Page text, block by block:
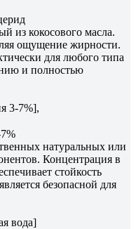
из кокосового масла.
ощущение жирности.
для любого типа
и полностью
3-7%],
натуральных или
Концентрация в
стойкость
безопасной для
вода]